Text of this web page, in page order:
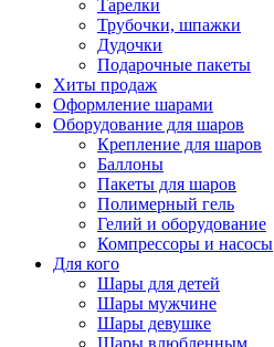
Тарелки
Трубочки, шпажки
Дудочки
Подарочные пакеты
Хиты продаж
Оформление шарами
Оборудование для шаров
Крепление для шаров
Баллоны
Пакеты для шаров
Полимерный гель
Гелий и оборудование
Компрессоры и насосы
Для кого
Шары для детей
Шары мужчине
Шары девушке
Шары влюбленным